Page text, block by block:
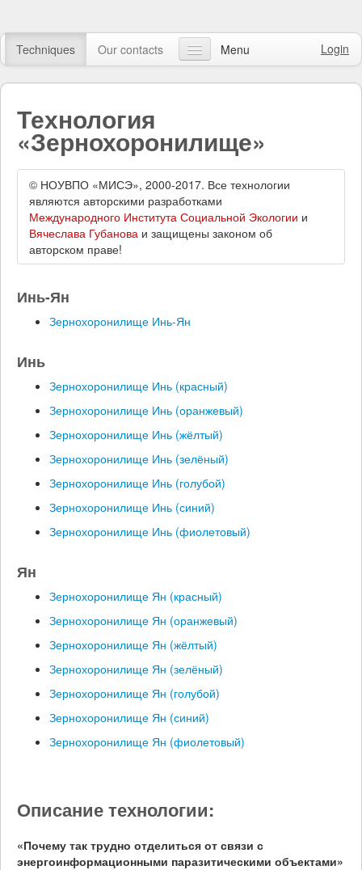
Login
Techniques Our contacts
Menu
Our articles
FAQ
Online course
Watch video
Online shop
Технология
«Зернохоронилище»
© НОУВПО «МИСЭ», 2000-2017. Все технологии
являются авторскими разработками
Международного Института Социальной Экологии и
Вячеслава Губанова и защищены законом об
авторском праве!
Инь-Ян
Зернохоронилище Инь-Ян
Инь
Зернохоронилище Инь (красный)
Зернохоронилище Инь (оранжевый)
Зернохоронилище Инь (жёлтый)
Зернохоронилище Инь (зелёный)
Зернохоронилище Инь (голубой)
Зернохоронилище Инь (синий)
Зернохоронилище Инь (фиолетовый)
Ян
Зернохоронилище Ян (красный)
Зернохоронилище Ян (оранжевый)
Зернохоронилище Ян (жёлтый)
Зернохоронилище Ян (зелёный)
Зернохоронилище Ян (голубой)
Зернохоронилище Ян (синий)
Зернохоронилище Ян (фиолетовый)
Описание технологии:
«Почему так трудно отделиться от связи с
энергоинформационными паразитическими объектами»